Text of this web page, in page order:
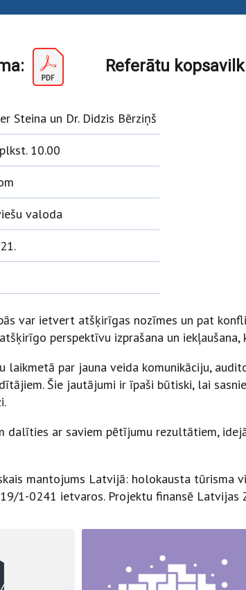
Referātu
Steina un Dr. Didzis Bērziņš
10.00
valoda
var ietvert atšķirīgas nozīmes un pat
perspektīvu izprašana un
par jauna veida komunikāciju,
Šie jautājumi ir īpaši būtiski, lai
dalīties ar saviem pētījumu rezultātiem,
mantojums Latvijā: holokausta tūrisma
1-0241 ietvaros. Projektu finansē Latvijas